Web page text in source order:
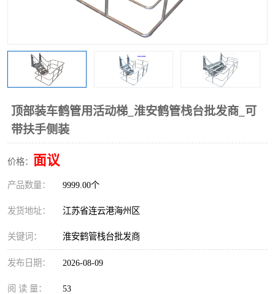
顶部装车鹤管用活动梯_淮安鹤管栈台批发商_可
带扶手侧装
价格： 面议
产品数量： 9999.00个
发货地址： 江苏省连云港海州区
关键词： 淮安鹤管栈台批发商
发布日期： 2026-08-09
阅 读 量： 53